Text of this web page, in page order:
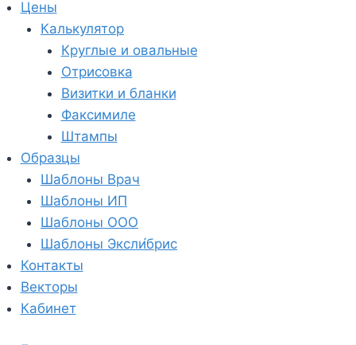
Цены
Калькулятор
Круглые и овальные
Отрисовка
Визитки и бланки
Факсимиле
Штампы
Образцы
Шаблоны Врач
Шаблоны ИП
Шаблоны ООО
Шаблоны Эксли́брис
Контакты
Векторы
Кабинет